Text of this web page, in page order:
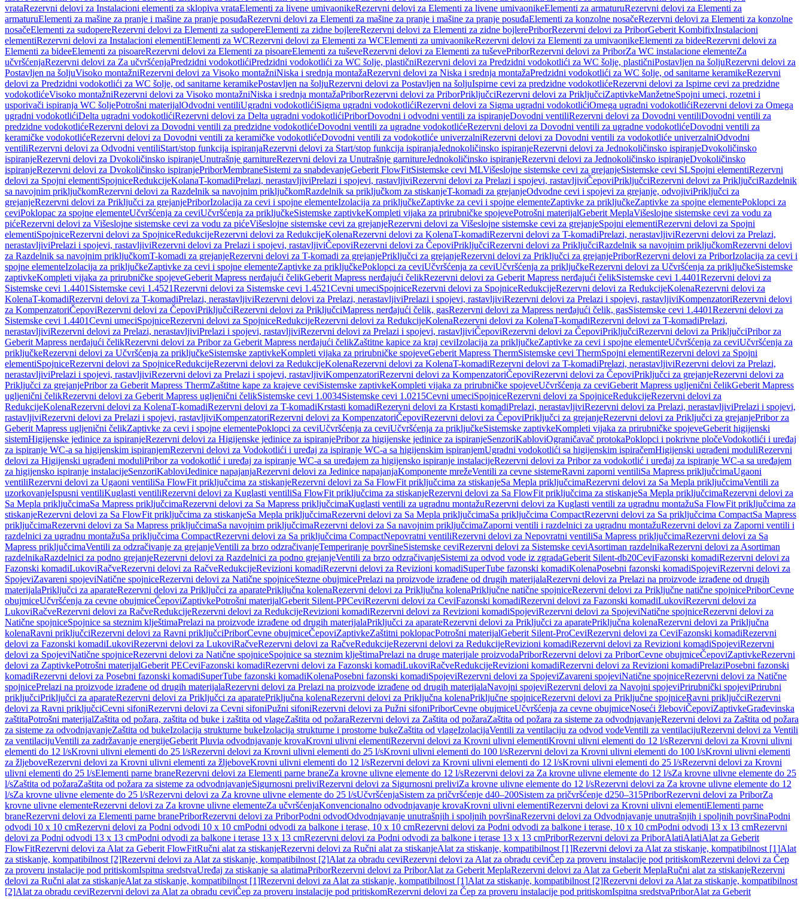
vrataRezervni delovi za Instalacioni elementi za sklopiva vrataElementi za livene umivaonikeRezervni delovi za Elementi za livene umivaonikeElementi za armaturuRezervni delovi za Elementi za
armaturuElementi za mašine za pranje i mašine za pranje posuđaRezervni delovi za Elementi za mašine za pranje i mašine za pranje posuđaElementi za konzolne nosačeRezervni delovi za Elementi za konzolne
nosačeElementi za sudopereRezervni delovi za Elementi za sudopereElementi za zidne bojlereRezervni delovi za Elementi za zidne bojlerePriborRezervni delovi za PriborGeberit KombifixInstalacioni
elementiRezervni delovi za Instalacioni elementiElementi za WCRezervni delovi za Elementi za WCElementi za umivaonikeRezervni delovi za Elementi za umivaonikeElementi za bideeRezervni delovi za
Elementi za bideeElementi za pisoareRezervni delovi za Elementi za pisoareElementi za tuševeRezervni delovi za Elementi za tuševePriborRezervni delovi za PriborZa WC instalacione elementeZa
učvršćenjaRezervni delovi za Za učvršćenjaPredzidni vodokotlićiPredzidni vodokotlići za WC šolje, plastičniRezervni delovi za Predzidni vodokotlići za WC šolje, plastičniPostavljen na šoljuRezervni delovi za
Postavljen na šoljuVisoko montažniRezervni delovi za Visoko montažniNiska i srednja montažaRezervni delovi za Niska i srednja montažaPredzidni vodokotlići za WC šolje, od sanitarne keramikeRezervni
delovi za Predzidni vodokotlići za WC šolje, od sanitarne keramikePostavljen na šoljuRezervni delovi za Postavljen na šoljuIspirne cevi za predzidne vodokotlićeRezervni delovi za Ispirne cevi za predzidne
vodokotlićeVisoko montažniRezervni delovi za Visoko montažniNiska i srednja montažaPriborRezervni delovi za PriborPriključciRezervni delovi za PriključciZaptivkeManžetneSpojni umeci, rozetni i
usporivači ispiranja WC šoljePotrošni materijalOdvodni ventiliUgradni vodokotlićiSigma ugradni vodokotlićiRezervni delovi za Sigma ugradni vodokotlićiOmega ugradni vodokotlićiRezervni delovi za Omega
ugradni vodokotlićiDelta ugradni vodokotlićiRezervni delovi za Delta ugradni vodokotlićiPriborDovodni i odvodni ventili za ispiranjeDovodni ventiliRezervni delovi za Dovodni ventiliDovodni ventili za
predzidne vodokotlićeRezervni delovi za Dovodni ventili za predzidne vodokotlićeDovodni ventili za ugradne vodokotlićeRezervni delovi za Dovodni ventili za ugradne vodokotlićeDovodni ventili za
keramičke vodokotlićeRezervni delovi za Dovodni ventili za keramičke vodokotlićeDovodni ventili za vodokotliće univerzalniRezervni delovi za Dovodni ventili za vodokotliće univerzalniOdvodni
ventiliRezervni delovi za Odvodni ventiliStart/stop funkcija ispiranjaRezervni delovi za Start/stop funkcija ispiranjaJednokoličinsko ispiranjeRezervni delovi za Jednokoličinsko ispiranjeDvokoličinsko
ispiranjeRezervni delovi za Dvokoličinsko ispiranjeUnutrašnje garnitureRezervni delovi za Unutrašnje garnitureJednokoličinsko ispiranjeRezervni delovi za Jednokoličinsko ispiranjeDvokoličinsko
ispiranjeRezervni delovi za Dvokoličinsko ispiranjePriborMembraneSistemi za snabdevanjeGeberit FlowFitSistemske cevi MLVišeslojne sistemske cevi za grejanjeSistemske cevi SLSpojni elementiRezervni
delovi za Spojni elementiSpojniceRedukcijeKolanaT-komadiPrelazi, nerastavljiviPrelazi i spojevi, rastavljiviRezervni delovi za Prelazi i spojevi, rastavljiviČepoviPriključciRezervni delovi za PriključciRazdelnik
sa navojnim priključkomRezervni delovi za Razdelnik sa navojnim priključkomRazdelnik sa priključkom za stiskanjeT-komadi za grejanjeOdvodne cevi i spojevi za grejanje, odvojiviPriključci za
grejanjeRezervni delovi za Priključci za grejanjePriborIzolacija za cevi i spojne elementeIzolacija za priključkeZaptivke za cevi i spojne elementeZaptivke za priključkeZaptivke za spojne elementePoklopci za
ceviPoklopac za spojne elementeUčvršćenja za ceviUčvršćenja za priključkeSistemske zaptivkeKompleti vijaka za prirubničke spojevePotrošni materijalGeberit MeplaVišeslojne sistemske cevi za vodu za
pićeRezervni delovi za Višeslojne sistemske cevi za vodu za pićeVišeslojne sistemske cevi za grejanjeRezervni delovi za Višeslojne sistemske cevi za grejanjeSpojni elementiRezervni delovi za Spojni
elementiSpojniceRezervni delovi za SpojniceRedukcijeRezervni delovi za RedukcijeKolenaRezervni delovi za KolenaT-komadiRezervni delovi za T-komadiPrelazi, nerastavljiviRezervni delovi za Prelazi,
nerastavljiviPrelazi i spojevi, rastavljiviRezervni delovi za Prelazi i spojevi, rastavljiviČepoviRezervni delovi za ČepoviPriključciRezervni delovi za PriključciRazdelnik sa navojnim priključkomRezervni delovi
za Razdelnik sa navojnim priključkomT-komadi za grejanjeRezervni delovi za T-komadi za grejanjePriključci za grejanjeRezervni delovi za Priključci za grejanjePriborRezervni delovi za PriborIzolacija za cevi i
spojne elementeIzolacija za priključkeZaptivke za cevi i spojne elementeZaptivke za priključkePoklopci za ceviUčvršćenja za ceviUčvršćenja za priključkeRezervni delovi za Učvršćenja za priključkeSistemske
zaptivkeKompleti vijaka za prirubničke spojeveGeberit Mapress nerđajući čelikGeberit Mapress nerđajući čelikRezervni delovi za Geberit Mapress nerđajući čelikSistemske cevi 1.4401Rezervni delovi za
Sistemske cevi 1.4401 Sistemske cevi 1.4521Rezervni delovi za Sistemske cevi 1.4521Cevni umeciSpojniceRezervni delovi za SpojniceRedukcijeRezervni delovi za RedukcijeKolenaRezervni delovi za
KolenaT-komadiRezervni delovi za T-komadiPrelazi, nerastavljiviRezervni delovi za Prelazi, nerastavljiviPrelazi i spojevi, rastavljiviRezervni delovi za Prelazi i spojevi, rastavljiviKompenzatoriRezervni delovi
za KompenzatoriČepoviRezervni delovi za ČepoviPriključciRezervni delovi za PriključciMapress nerđajući čelik, gasRezervni delovi za Mapress nerđajući čelik, gasSistemske cevi 1.4401Rezervni delovi za
Sistemske cevi 1.4401Cevni umeciSpojniceRezervni delovi za SpojniceRedukcijeRezervni delovi za RedukcijeKolenaRezervni delovi za KolenaT-komadiRezervni delovi za T-komadiPrelazi,
nerastavljiviRezervni delovi za Prelazi, nerastavljiviPrelazi i spojevi, rastavljiviRezervni delovi za Prelazi i spojevi, rastavljiviČepoviRezervni delovi za ČepoviPriključciRezervni delovi za PriključciPribor za
Geberit Mapress nerđajući čelikRezervni delovi za Pribor za Geberit Mapress nerđajući čelikZaštitne kapice za kraj ceviIzolacija za priključkeZaptivke za cevi i spojne elementeUčvršćenja za ceviUčvršćenja za
priključkeRezervni delovi za Učvršćenja za priključkeSistemske zaptivkeKompleti vijaka za prirubničke spojeveGeberit Mapress ThermSistemske cevi ThermSpojni elementiRezervni delovi za Spojni
elementiSpojniceRezervni delovi za SpojniceRedukcijeRezervni delovi za RedukcijeKolenaRezervni delovi za KolenaT-komadiRezervni delovi za T-komadiPrelazi, nerastavljiviRezervni delovi za Prelazi,
nerastavljiviPrelazi i spojevi, rastavljiviRezervni delovi za Prelazi i spojevi, rastavljiviKompenzatoriRezervni delovi za KompenzatoriČepoviRezervni delovi za ČepoviPriključci za grejanjeRezervni delovi za
Priključci za grejanjePribor za Geberit Mapress ThermZaštitne kape za krajeve ceviSistemske zaptivkeKompleti vijaka za prirubničke spojeveUčvršćenja za ceviGeberit Mapress ugljenični čelikGeberit Mapress
ugljenični čelikRezervni delovi za Geberit Mapress ugljenični čelikSistemske cevi 1.0034Sistemske cevi 1.0215Cevni umeciSpojniceRezervni delovi za SpojniceRedukcijeRezervni delovi za
RedukcijeKolenaRezervni delovi za KolenaT-komadiRezervni delovi za T-komadiKrstasti komadiRezervni delovi za Krstasti komadiPrelazi, nerastavljiviRezervni delovi za Prelazi, nerastavljiviPrelazi i spojevi,
rastavljiviRezervni delovi za Prelazi i spojevi, rastavljiviKompenzatoriRezervni delovi za KompenzatoriČepoviRezervni delovi za ČepoviPriključci za grejanjeRezervni delovi za Priključci za grejanjePribor za
Geberit Mapress ugljenični čelikZaptivke za cevi i spojne elementePoklopci za ceviUčvršćenja za ceviUčvršćenja za priključkeSistemske zaptivkeKompleti vijaka za prirubničke spojeveGeberit higijenski
sistemHigijenske jedinice za ispiranjeRezervni delovi za Higijenske jedinice za ispiranjePribor za higijenske jedinice za ispiranjeSenzoriKabloviOgraničavač protokaPoklopci i pokrivne pločeVodokotlići i uređaj
za ispiranje WC-a sa higijenskim ispiranjemRezervni delovi za Vodokotlići i uređaj za ispiranje WC-a sa higijenskim ispiranjemUgradni vodokotlići sa higijenskim ispiračemHigijenski ugrađeni moduliRezervni
delovi za Higijenski ugrađeni moduliPribor za vodokotlić i uređaj za ispiranje WC-a sa uređajem za higijensko ispiranje instalacijeRezervni delovi za Pribor za vodokotlić i uređaj za ispiranje WC-a sa uređajem
za higijensko ispiranje instalacijeSenzoriKabloviJedinice napajanjaRezervni delovi za Jedinice napajanjaKomponente mrežeVentili za cevne sistemeRavni zaporni ventiliSa Mapress priključcimaUgaoni
ventiliRezervni delovi za Ugaoni ventiliSa FlowFit priključcima za stiskanjeRezervni delovi za Sa FlowFit priključcima za stiskanjeSa Mepla priključcimaRezervni delovi za Sa Mepla priključcimaVentili za
uzorkovanjeIspusni ventiliKuglasti ventiliRezervni delovi za Kuglasti ventiliSa FlowFit priključcima za stiskanjeRezervni delovi za Sa FlowFit priključcima za stiskanjeSa Mepla priključcimaRezervni delovi za
Sa Mepla priključcimaSa Mapress priključcimaRezervni delovi za Sa Mapress priključcimaKuglasti ventili za ugradnu montažuRezervni delovi za Kuglasti ventili za ugradnu montažuSa FlowFit priključcima za
stiskanjeRezervni delovi za Sa FlowFit priključcima za stiskanjeSa Mepla priključcimaRezervni delovi za Sa Mepla priključcimaSa priključcima CompactRezervni delovi za Sa priključcima CompactSa Mapress
priključcimaRezervni delovi za Sa Mapress priključcimaSa navojnim priključcimaRezervni delovi za Sa navojnim priključcimaZaporni ventili i razdelnici za ugradnu montažuRezervni delovi za Zaporni ventili i
razdelnici za ugradnu montažuSa priključcima CompactRezervni delovi za Sa priključcima CompactNepovratni ventiliRezervni delovi za Nepovratni ventiliSa Mapress priključcimaRezervni delovi za Sa
Mapress priključcimaVentili za odzračivanje za grejanjeVentili za brzo odzračivanjeTemperiranje površineSistemske ceviRezervni delovi za Sistemske ceviAsortiman razdelnikaRezervni delovi za Asortiman
razdelnikaRazdelnici za podno grejanjeRezervni delovi za Razdelnici za podno grejanjeVentili za brzo odzračivanjeSistemi za odvod vode iz zgradaGeberit Silent-db20CeviFazonski komadiRezervni delovi za
Fazonski komadiLukoviRačveRezervni delovi za RačveRedukcijeRevizioni komadiRezervni delovi za Revizioni komadiSuperTube fazonski komadiKolenaPosebni fazonski komadiSpojeviRezervni delovi za
SpojeviZavareni spojeviNatične spojniceRezervni delovi za Natične spojniceStezne obujmicePrelazi na proizvode izrađene od drugih materijalaRezervni delovi za Prelazi na proizvode izrađene od drugih
materijalaPriključci za aparateRezervni delovi za Priključci za aparatePriključna kolenaRezervni delovi za Priključna kolenaPriključne natične spojniceRezervni delovi za Priključne natične spojnicePriborCevne
obujmiceUčvršćenja za cevne obujmiceČepoviZaptivkePotrošni materijalGeberit Silent-PPCeviRezervni delovi za CeviFazonski komadiRezervni delovi za Fazonski komadiLukoviRezervni delovi za
LukoviRačveRezervni delovi za RačveRedukcijeRezervni delovi za RedukcijeRevizioni komadiRezervni delovi za Revizioni komadiSpojeviRezervni delovi za SpojeviNatične spojniceRezervni delovi za
Natične spojniceSpojnice sa steznim klještimaPrelazi na proizvode izrađene od drugih materijalaPriključci za aparateRezervni delovi za Priključci za aparatePriključna kolenaRezervni delovi za Priključna
kolenaRavni priključciRezervni delovi za Ravni priključciPriborCevne obujmiceČepoviZaptivkeZaštitni poklopacPotrošni materijalGeberit Silent-ProCeviRezervni delovi za CeviFazonski komadiRezervni
delovi za Fazonski komadiLukoviRezervni delovi za LukoviRačveRezervni delovi za RačveRedukcijeRezervni delovi za RedukcijeRevizioni komadiRezervni delovi za Revizioni komadiSpojeviRezervni
delovi za SpojeviNatične spojniceRezervni delovi za Natične spojniceSpojnice sa steznim klještimaPrelazi na druge materijale proizvodaPriborRezervni delovi za PriborCevne obujmiceČepoviZaptivkeRezervni
delovi za ZaptivkePotrošni materijalGeberit PECeviFazonski komadiRezervni delovi za Fazonski komadiLukoviRačveRedukcijeRevizioni komadiRezervni delovi za Revizioni komadiPrelaziPosebni fazonski
komadiRezervni delovi za Posebni fazonski komadiSuperTube fazonski komadiKolenaPosebni fazonski komadiSpojeviRezervni delovi za SpojeviZavareni spojeviNatične spojniceRezervni delovi za Natične
spojnicePrelazi na proizvode izrađene od drugih materijalaRezervni delovi za Prelazi na proizvode izrađene od drugih materijalaNavojni spojeviRezervni delovi za Navojni spojeviPrirubnički spojeviPrirubni
priključciPriključci za aparateRezervni delovi za Priključci za aparatePriključna kolenaRezervni delovi za Priključna kolenaPriključne spojniceRezervni delovi za Priključne spojniceRavni priključciRezervni
delovi za Ravni priključciCevni sifoniRezervni delovi za Cevni sifoniPužni sifoniRezervni delovi za Pužni sifoniPriborCevne obujmiceUčvršćenja za cevne obujmiceNoseći žleboviČepoviZaptivkeGrađevinska
zaštitaPotrošni materijalZaštita od požara, zaštita od buke i zaštita od vlageZaštita od požaraRezervni delovi za Zaštita od požaraZaštita od požara za sisteme za odvodnjavanjeRezervni delovi za Zaštita od požara
za sisteme za odvodnjavanjeZaštita od bukeIzolacija strukturne bukeIzolacija strukturne i prostorne bukeZaštita od vlageIzolacijaVentili za ventilaciju za odvod vodeVentili za ventilacijuRezervni delovi za Ventili
za ventilacijuVentili za zadržavanje energijeGeberit Pluvia odvodnjavanje krovaKrovni ulivni elementiRezervni delovi za Krovni ulivni elementiKrovni ulivni elementi do 12 l/sRezervni delovi za Krovni ulivni
elementi do 12 l/sKrovni ulivni elementi do 25 l/sRezervni delovi za Krovni ulivni elementi do 25 l/sKrovni ulivni elementi do 100 l/sRezervni delovi za Krovni ulivni elementi do 100 l/sKrovni ulivni elementi
za žljeboveRezervni delovi za Krovni ulivni elementi za žljeboveKrovni ulivni elementi do 12 l/sRezervni delovi za Krovni ulivni elementi do 12 l/sKrovni ulivni elementi do 25 l/sRezervni delovi za Krovni
ulivni elementi do 25 l/sElementi parne braneRezervni delovi za Elementi parne braneZa krovne ulivne elemente do 12 l/sRezervni delovi za Za krovne ulivne elemente do 12 l/sZa krovne ulivne elemente do 25
l/sZaštita od požaraZaštita od požara za sisteme za odvodnjavanjeSigurnosni preliviRezervni delovi za Sigurnosni preliviZa krovne ulivne elemente do 12 l/sRezervni delovi za Za krovne ulivne elemente do 12
l/sZa krovne ulivne elemente do 25 l/sRezervni delovi za Za krovne ulivne elemente do 25 l/sUčvršćenjaSistem za pričvršćenje d40–200Sistem za pričvršćenje d250–315PriborRezervni delovi za PriborZa
krovne ulivne elementeRezervni delovi za Za krovne ulivne elementeZa učvršćenjaKonvencionalno odvodnjavanje krovaKrovni ulivni elementiRezervni delovi za Krovni ulivni elementiElementi parne
braneRezervni delovi za Elementi parne branePriborRezervni delovi za PriborPodni odvodOdvodnjavanje unutrašnjih i spoljnih površinaRezervni delovi za Odvodnjavanje unutrašnjih i spoljnih površinaPodni
odvodi 10 x 10 cmRezervni delovi za Podni odvodi 10 x 10 cmPodni odvodi za balkone i terase, 10 x 10 cmRezervni delovi za Podni odvodi za balkone i terase, 10 x 10 cmPodni odvodi 13 x 13 cmRezervni
delovi za Podni odvodi 13 x 13 cmPodni odvodi za balkone i terase 13 x 13 cmRezervni delovi za Podni odvodi za balkone i terase 13 x 13 cmPriborRezervni delovi za PriborAlatiAlatiAlat za Geberit
FlowFitRezervni delovi za Alat za Geberit FlowFitRučni alat za stiskanjeRezervni delovi za Ručni alat za stiskanjeAlat za stiskanje, kompatibilnost [1]Rezervni delovi za Alat za stiskanje, kompatibilnost [1]Alat
za stiskanje, kompatibilnost [2]Rezervni delovi za Alat za stiskanje, kompatibilnost [2]Alat za obradu ceviRezervni delovi za Alat za obradu ceviČep za proveru instalacije pod pritiskomRezervni delovi za Čep
za proveru instalacije pod pritiskomIspitna sredstvaUređaj za stiskanje sa alatimaPriborRezervni delovi za PriborAlat za Geberit MeplaRezervni delovi za Alat za Geberit MeplaRučni alat za stiskanjeRezervni
delovi za Ručni alat za stiskanjeAlat za stiskanje, kompatibilnost [1]Rezervni delovi za Alat za stiskanje, kompatibilnost [1]Alat za stiskanje, kompatibilnost [2]Rezervni delovi za Alat za stiskanje, kompatibilnost
[2]Alat za obradu ceviRezervni delovi za Alat za obradu ceviČep za proveru instalacije pod pritiskomRezervni delovi za Čep za proveru instalacije pod pritiskomIspitna sredstvaPriborAlat za Geberit